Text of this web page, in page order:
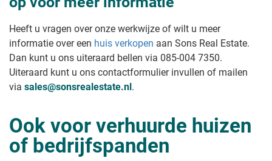
Huis verkopen met lopende
rechtszaak
Appartement zonder vve verkopen
Huis verkopen waar beslag op ligt
Huis verkopen als je al een koper
hebt
Huis verkopen type
Nieuwbouwhuis verkopen
Flat verkopen
Koophuis verkopen
Woonhuis verkopen
huis?
verkopen?
verkoop
Waarde oud huis met achterstallig
onderhoud
Hoeveel is mijn huis minder waard
in verhuurde staat?
Huis verkopen aan kind onder de
waarde
Heeft u vragen over onze werkwijze of wilt u meer
informatie over een huis verkopen aan Sons Real Estate.
Dan kunt u ons uiteraard bellen via 085-004 7350.
Uiteraard kunt u ons contactformulier invullen of mailen
via sales@sonsrealestate.nl .
Ook voor verhuurde huizen
of bedrijfspanden